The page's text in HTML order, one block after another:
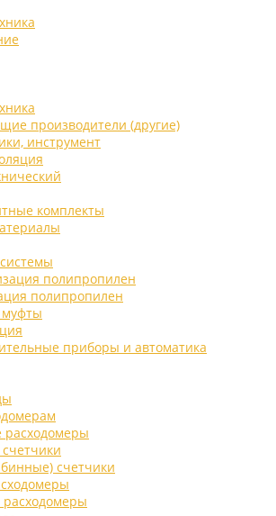
производители (другие)
инструмент
комплекты
полипропилен
полипропилен
приборы и автоматика
расходомеры
счетчики